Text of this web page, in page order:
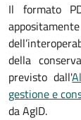
Il formato
della
previsto dall'
gestione e
da AgID.